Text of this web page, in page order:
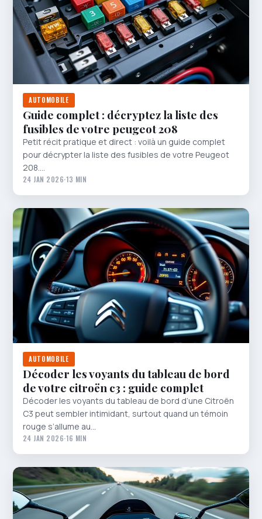
AUTOMOBILE
Guide complet : décryptez la liste des
fusibles de votre peugeot 208
Petit récit pratique et direct : voilà un guide complet
pour décrypter la liste des fusibles de votre Peugeot
208.…
24 JAN 2026·13 MIN
AUTOMOBILE
Décoder les voyants du tableau de bord
de votre citroën c3 : guide complet
Décoder les voyants du tableau de bord d’une Citroën
C3 peut sembler intimidant, surtout quand un témoin
rouge s’allume au…
24 JAN 2026·16 MIN